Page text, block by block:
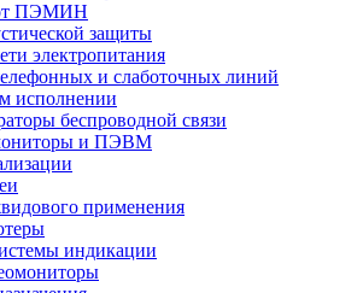
от ПЭМИН
защиты
электропитания
и слаботочных линий
исполнении
беспроводной связи
и ПЭВМ
применения
индикации